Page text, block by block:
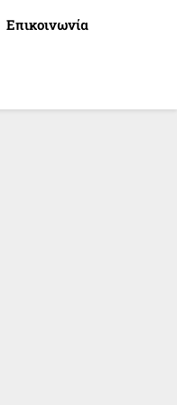
Επικοινωνία